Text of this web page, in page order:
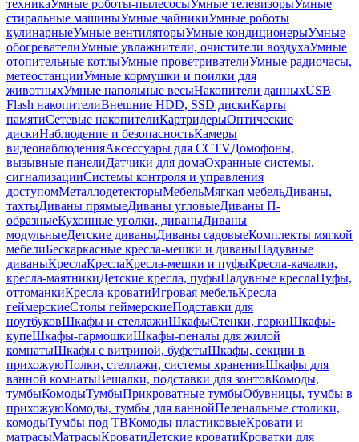
техникаУмные роботы-пылесосыУмные телевизорыУмные
стиральные машиныУмные чайникиУмные роботы
кулинарныеУмные вентиляторыУмные кондиционерыУмные
обогревателиУмные увлажнители, очистители воздухаУмные
отопительные котлыУмные проветривателиУмные радиочасы,
метеостанцииУмные кормушки и поилки для
животныхУмные напольные весыНакопители данныхUSB
Flash накопителиВнешние HDD, SSD дискиКарты
памятиСетевые накопителиКартридерыОптические
дискиНаблюдение и безопасностьКамеры
видеонаблюденияАксессуары для CCTVДомофоны,
вызывные панелиДатчики для домаОхранные системы,
сигнализацииСистемы контроля и управления
доступомМеталлодетекторыМебельМягкая мебельДиваны,
тахтыДиваны прямыеДиваны угловыеДиваны П-
образныеКухонные уголки, диваныДиваны
модульныеДетские диваныДиваны садовыеКомплекты мягкой
мебелиБескаркасные кресла-мешки и диваныНадувные
диваныКреслаКреслаКресла-мешки и пуфыКресла-качалки,
кресла-маятникиДетские кресла, пуфыНадувные креслаПуфы,
оттоманкиКресла-кроватиИгровая мебельКресла
геймерскиеСтолы геймерскиеПодставки для
ноутбуковШкафы и стеллажиШкафыСтенки, горкиШкафы-
купеШкафы-гармошкиШкафы-пеналы для жилой
комнатыШкафы с витриной, буфетыШкафы, секции в
прихожуюПолки, стеллажи, системы храненияШкафы для
ванной комнатыВешалки, подставки для зонтовКомоды,
тумбыКомодыТумбыПрикроватные тумбыОбувницы, тумбы в
прихожуюКомоды, тумбы для ваннойПеленальные столики,
комодыТумбы под ТВКомоды пластиковыеКровати и
матрасыМатрасыКроватиДетские кроватиКроватки для